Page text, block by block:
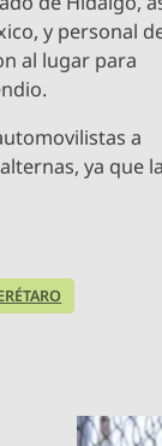
y personal
al lugar para
a
ya que